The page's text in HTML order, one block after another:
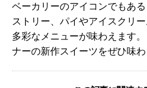
ベーカリーのアイコンでもあ
ストリー、パイやアイスクリ
多彩なメニューが味わえます
ナーの新作スイーツをぜひ味わ